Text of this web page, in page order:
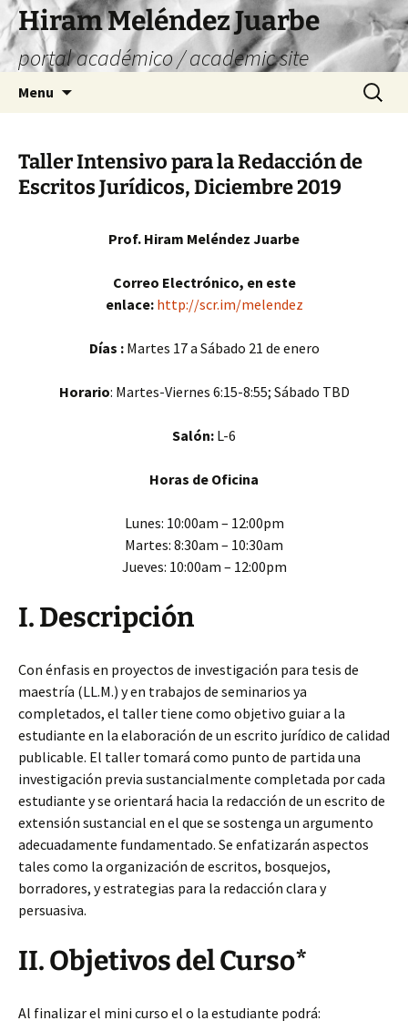
Skip
to
content
Hiram Meléndez Juarbe
portal académico / academic site
Menu
Search
for:
Taller Intensivo para la Redacción de
Escritos Jurídicos, Diciembre 2019
Prof. Hiram Meléndez Juarbe
Correo Electrónico, en este
enlace: http://scr.im/melendez
Días : Martes 17 a Sábado 21 de enero
Horario: Martes-Viernes 6:15-8:55; Sábado TBD
Salón: L-6
Horas de Oficina
Lunes: 10:00am – 12:00pm
Martes: 8:30am – 10:30am
Jueves: 10:00am – 12:00pm
I. Descripción
Con énfasis en proyectos de investigación para tesis de
maestría (LL.M.) y en trabajos de seminarios ya
completados, el taller tiene como objetivo guiar a la
estudiante en la elaboración de un escrito jurídico de calidad
publicable. El taller tomará como punto de partida una
investigación previa sustancialmente completada por cada
estudiante y se orientará hacia la redacción de un escrito de
extensión sustancial en el que se sostenga un argumento
adecuadamente fundamentado. Se enfatizarán aspectos
tales como la organización de escritos, bosquejos,
borradores, y estrategias para la redacción clara y
persuasiva.
II. Objetivos del Curso*
Al finalizar el mini curso el o la estudiante podrá: